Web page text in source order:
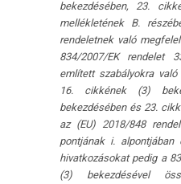
bekezdésében, 23.
mellékletének B.
rendeletnek való
834/2007/EK rendelet
említett szabályokra
16. cikkének (3)
bekezdésében és 23.
az (EU) 2018/848
pontjának i. alpontjában
hivatkozásokat pedig a
(3) bekezdésével